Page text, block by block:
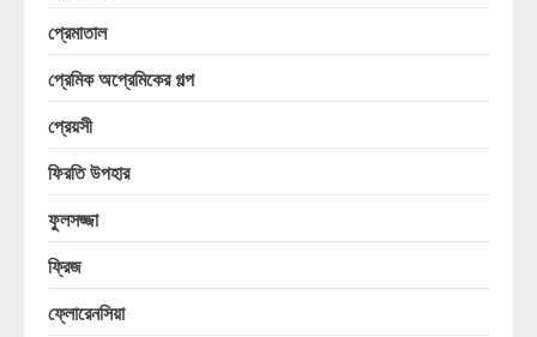
প্রেমাতাল
প্রেমিক অপ্রেমিকের গল্প
প্রেয়সী
ফিরতি উপহার
ফুলসজ্জা
ফ্রিজ
ফ্লোরেনসিয়া